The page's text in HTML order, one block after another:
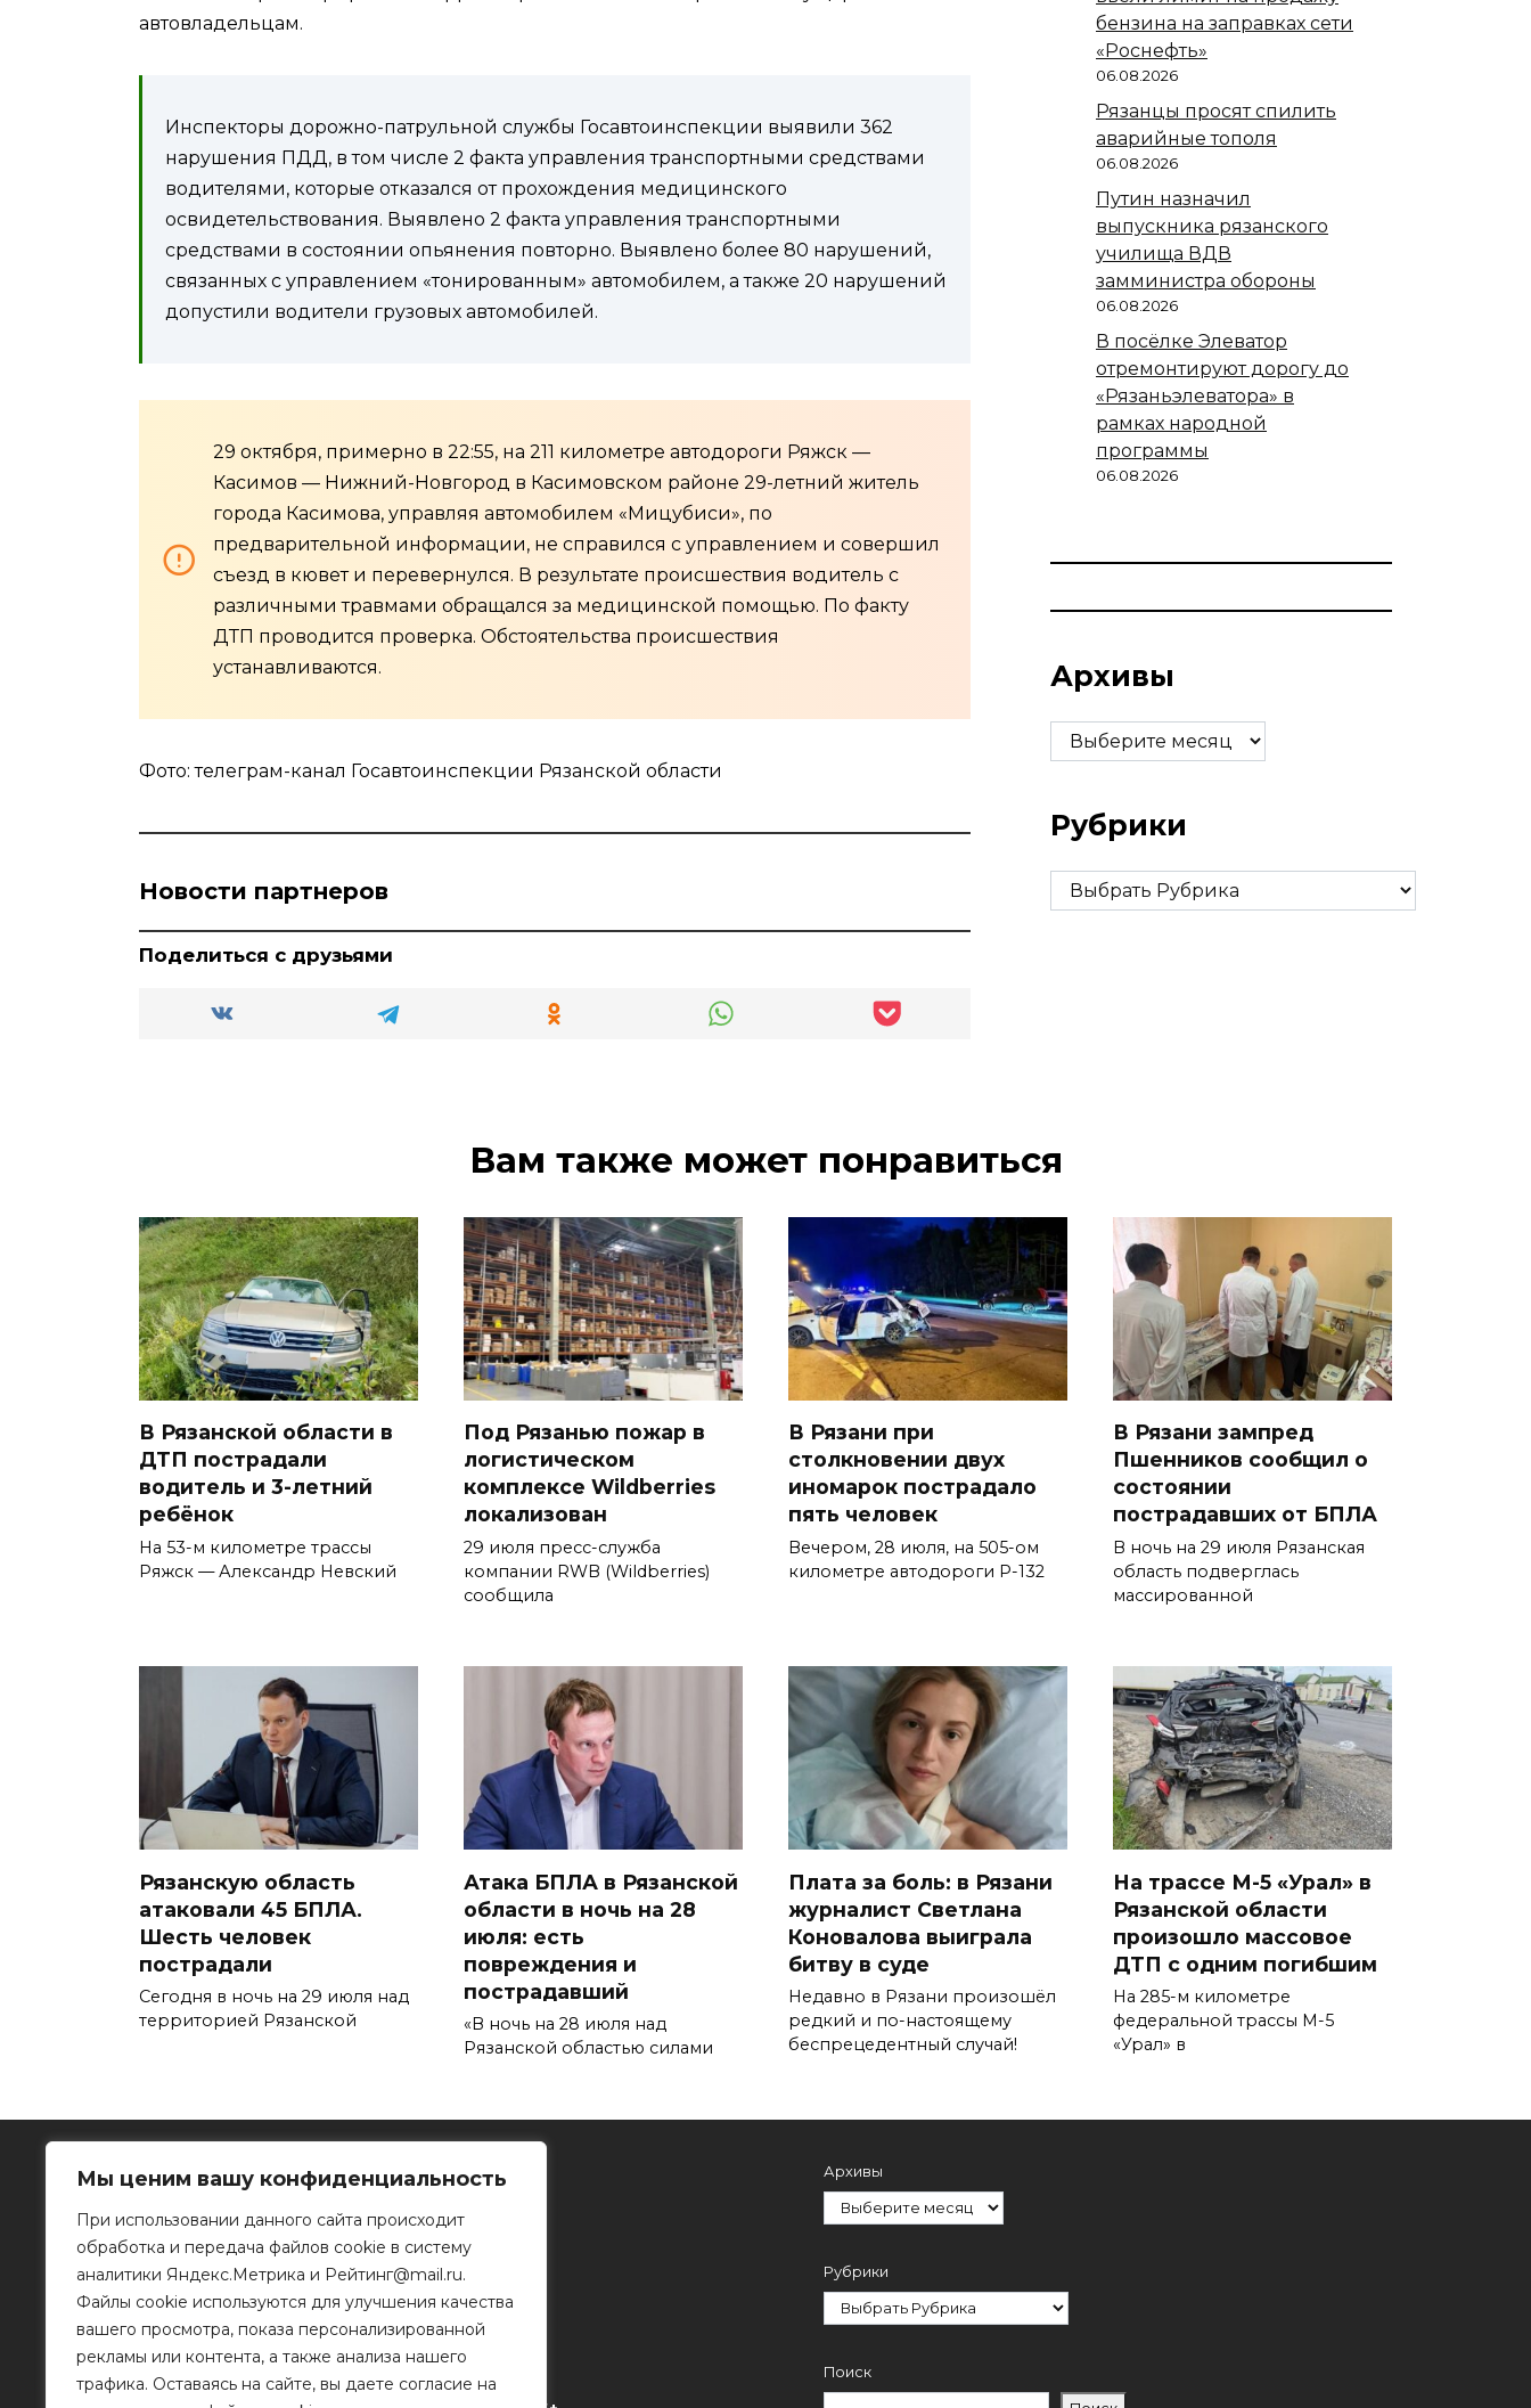
Мы ценим вашу конфиденциальность
При использовании данного сайта происходит
обработка и передача файлов cookie в систему
аналитики Яндекс.Метрика и Рейтинг@mail.ru.
Файлы cookie используются для улучшения качества
вашего просмотра, показа персонализированной
рекламы или контента, а также анализа нашего
трафика. Оставаясь на сайте, вы даете согласие на
автовладельцам.
Инспекторы дорожно-патрульной службы Госавтоинспекции выявили 362
нарушения ПДД, в том числе 2 факта управления транспортными средствами
водителями, которые отказался от прохождения медицинского
освидетельствования. Выявлено 2 факта управления транспортными
средствами в состоянии опьянения повторно. Выявлено более 80 нарушений,
связанных с управлением «тонированным» автомобилем, а также 20 нарушений
допустили водители грузовых автомобилей.
29 октября, примерно в 22:55, на 211 километре автодороги Ряжск —
Касимов — Нижний-Новгород в Касимовском районе 29-летний житель
города Касимова, управляя автомобилем «Мицубиси», по
предварительной информации, не справился с управлением и совершил
съезд в кювет и перевернулся. В результате происшествия водитель с
различными травмами обращался за медицинской помощью. По факту
ДТП проводится проверка. Обстоятельства происшествия
устанавливаются.
Фото: телеграм-канал Госавтоинспекции Рязанской области
Новости партнеров
Поделиться с друзьями
бензина на заправках сети
«Роснефть»
06.08.2026
Рязанцы просят спилить
аварийные тополя
06.08.2026
Путин назначил
выпускника рязанского
училища ВДВ
замминистра обороны
06.08.2026
В посёлке Элеватор
отремонтируют дорогу до
«Рязаньэлеватора» в
рамках народной
программы
06.08.2026
Архивы
Архивы
Рубрики
Рубрики
Вам также может понравиться
В Рязанской области в
ДТП пострадали
водитель и 3-летний
ребёнок
На 53-м километре трассы
Ряжск — Александр Невский
Под Рязанью пожар в
логистическом
комплексе Wildberries
локализован
29 июля пресс-служба
компании RWB (Wildberries)
сообщила
В Рязани при
столкновении двух
иномарок пострадало
пять человек
Вечером, 28 июля, на 505-ом
километре автодороги Р-132
В Рязани зампред
Пшенников сообщил о
состоянии
пострадавших от БПЛА
В ночь на 29 июля Рязанская
область подверглась
массированной
Рязанскую область
атаковали 45 БПЛА.
Шесть человек
пострадали
Сегодня в ночь на 29 июля над
территорией Рязанской
Атака БПЛА в Рязанской
области в ночь на 28
июля: есть
повреждения и
пострадавший
«В ночь на 28 июля над
Рязанской областью силами
Плата за боль: в Рязани
журналист Светлана
Коновалова выиграла
битву в суде
Недавно в Рязани произошёл
редкий и по-настоящему
беспрецедентный случай!
На трассе М-5 «Урал» в
Рязанской области
произошло массовое
ДТП с одним погибшим
На 285-м километре
федеральной трассы М-5
«Урал» в
Рязанское информационное агентство
390023, г. Рязань, ул. Горького, д. 32
Телефон: 8 (4912) 46-34-04
Информационные материалы предоставлены
Архивы
Рубрики
Поиск